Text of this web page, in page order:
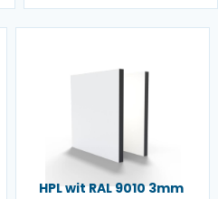
HPL wit RAL 9010 3mm